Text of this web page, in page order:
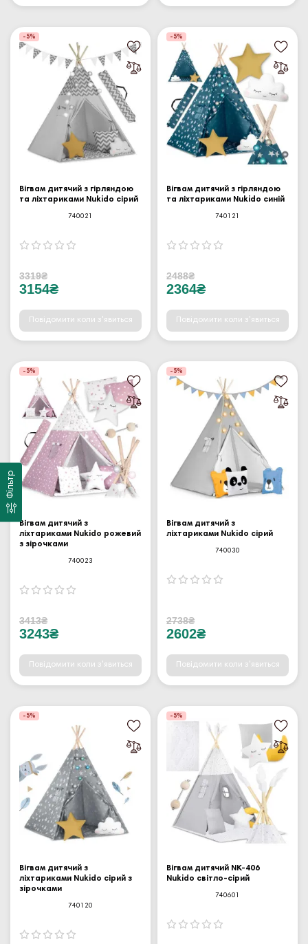
Фільтр
-5%
Вігвам дитячий з гірляндою
та ліхтариками Nukido сірий
740021
3319₴
3154₴
Повідомити коли з'явиться
-5%
Вігвам дитячий з гірляндою
та ліхтариками Nukido синій
740121
2488₴
2364₴
Повідомити коли з'явиться
-5%
Вігвам дитячий з
ліхтариками Nukido рожевий
з зірочками
740023
3413₴
3243₴
Повідомити коли з'явиться
-5%
Вігвам дитячий з
ліхтариками Nukido сірий
740030
2738₴
2602₴
Повідомити коли з'явиться
-5%
Вігвам дитячий з
ліхтариками Nukido сірий з
зірочками
740120
-5%
Вігвам дитячий NK-406
Nukido світло-сірий
740601